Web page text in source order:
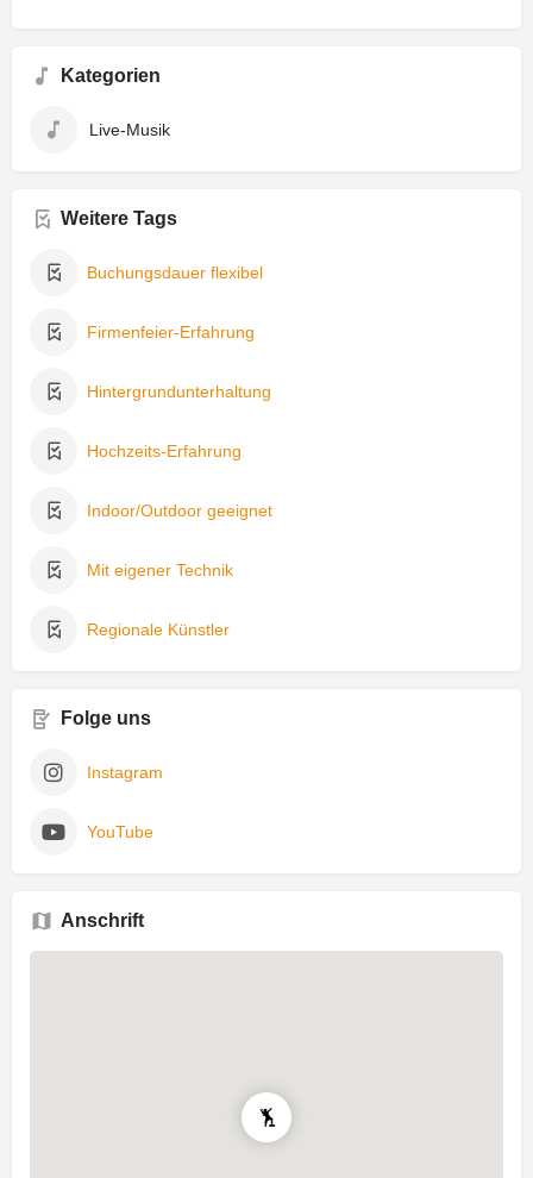
Kategorien
Live-Musik
Weitere Tags
Buchungsdauer flexibel
Firmenfeier-Erfahrung
Hintergrundunterhaltung
Hochzeits-Erfahrung
Indoor/Outdoor geeignet
Mit eigener Technik
Regionale Künstler
Folge uns
Instagram
YouTube
Anschrift